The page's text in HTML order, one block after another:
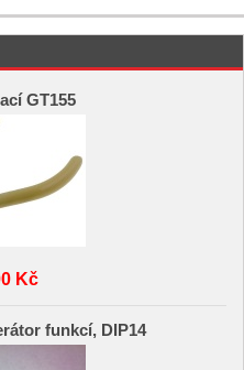
GT155
Kč
funkcí, DIP14